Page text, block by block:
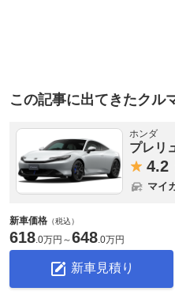
この記事に出てきたクル
ホンダ
プレリ
4.2
マイ
新車価格 （税込）
618 0万円 ～648 0万円
新車見積り